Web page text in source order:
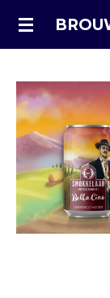
Ga
de
hoofdinhoud